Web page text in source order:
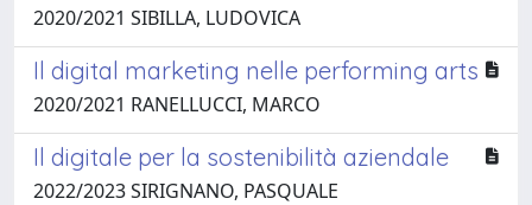
2020/2021 SIBILLA, LUDOVICA
Il digital marketing nelle performing arts
2020/2021 RANELLUCCI, MARCO
Il digitale per la sostenibilità aziendale
2022/2023 SIRIGNANO, PASQUALE